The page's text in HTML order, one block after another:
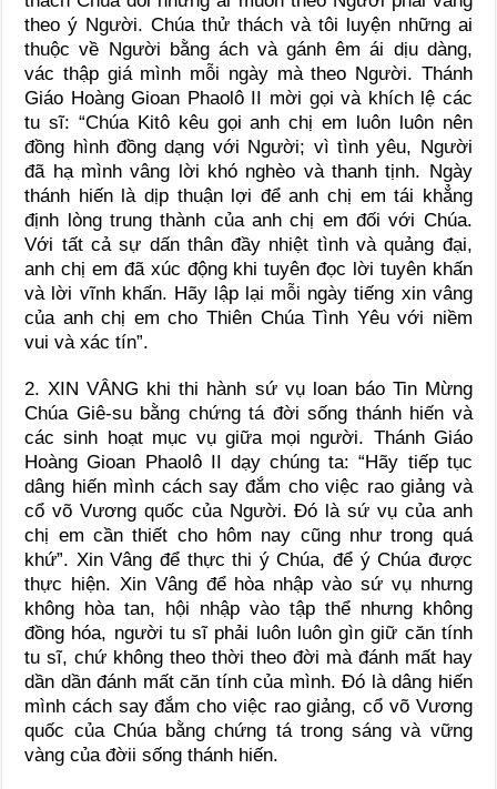
theo ý Người. Chúa thử thách và tôi luyện những ai
thuộc về Người bằng ách và gánh êm ái dịu dàng,
vác thập giá mình mỗi ngày mà theo Người. Thánh
Giáo Hoàng Gioan Phaolô II mời gọi và khích lệ các
tu sĩ: “Chúa Kitô kêu gọi anh chị em luôn luôn nên
đồng hình đồng dạng với Người; vì tình yêu, Người
đã hạ mình vâng lời khó nghèo và thanh tịnh. Ngày
thánh hiến là dịp thuận lợi để anh chị em tái khẳng
định lòng trung thành của anh chị em đối với Chúa.
Với tất cả sự dấn thân đầy nhiệt tình và quảng đại,
anh chị em đã xúc động khi tuyên đọc lời tuyên khấn
và lời vĩnh khấn. Hãy lập lại mỗi ngày tiếng xin vâng
của anh chị em cho Thiên Chúa Tình Yêu với niềm
vui và xác tín”.
2. XIN VÂNG khi thi hành sứ vụ loan báo Tin Mừng
Chúa Giê-su bằng chứng tá đời sống thánh hiến và
các sinh hoạt mục vụ giữa mọi người. Thánh Giáo
Hoàng Gioan Phaolô II dạy chúng ta: “Hãy tiếp tục
dâng hiến mình cách say đắm cho việc rao giảng và
cổ võ Vương quốc của Người. Đó là sứ vụ của anh
chị em cần thiết cho hôm nay cũng như trong quá
khứ”. Xin Vâng để thực thi ý Chúa, để ý Chúa được
thực hiện. Xin Vâng để hòa nhập vào sứ vụ nhưng
không hòa tan, hội nhập vào tập thể nhưng không
đồng hóa, người tu sĩ phải luôn luôn gìn giữ căn tính
tu sĩ, chứ không theo thời theo đời mà đánh mất hay
dần dần đánh mất căn tính của mình. Đó là dâng hiến
mình cách say đắm cho việc rao giảng, cổ võ Vương
quốc của Chúa bằng chứng tá trong sáng và vững
vàng của đờii sống thánh hiến.